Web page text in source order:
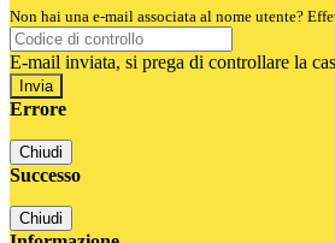
Non hai una e-mail associata al nome utente?
E-mail inviata, si prega di controllare la
Errore
Chiudi
Successo
Chiudi